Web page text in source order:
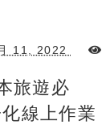
11, 2022
旅遊必
線上作業